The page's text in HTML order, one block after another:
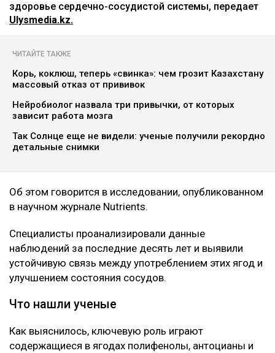
здоровье сердечно-сосудистой системы, передает
Ulysmedia.kz.
ЧИТАЙТЕ ТАКЖЕ
Корь, коклюш, теперь «свинка»: чем грозит Казахстану
массовый отказ от прививок
Нейробиолог назвала три привычки, от которых
зависит работа мозга
Так Солнце еще не видели: ученые получили рекордно
детальные снимки
Об этом говорится в исследовании, опубликованном
в научном журнале Nutrients.
Специалисты проанализировали данные
наблюдений за последние десять лет и выявили
устойчивую связь между употреблением этих ягод и
улучшением состояния сосудов.
Что нашли ученые
Как выяснилось, ключевую роль играют
содержащиеся в ягодах полифенолы, антоцианы и